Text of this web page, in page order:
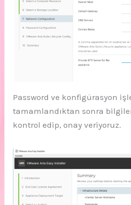
Password ve konfigürasyon
tamamlandıktan sonra
kontrol edip, onay veriyoruz.